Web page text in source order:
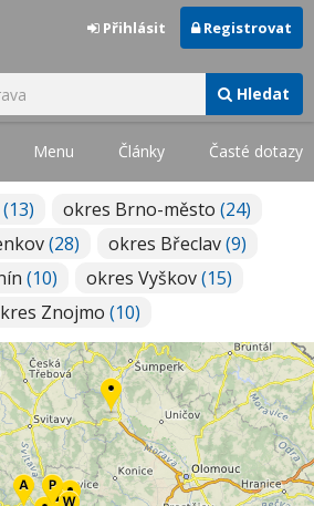
Hledat
Přihlásit Registrovat
Menu Články Časté dotazy
(13) okres Brno-město (24)
(28) okres Břeclav(9)
(10) okres Vyškov(15)
Znojmo (10)